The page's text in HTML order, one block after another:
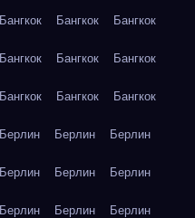
Бангкок Бангкок Бангкок
Бангкок Бангкок Бангкок
Бангкок Бангкок Бангкок
Берлин Берлин Берлин
Берлин Берлин Берлин
Берлин Берлин Берлин